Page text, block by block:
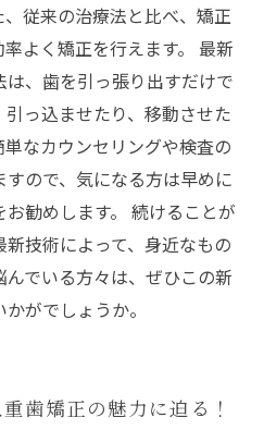
従来の治療法と比べ、矯正
よく矯正を行えます。 最新
、歯を引っ張り出すだけで
っ込ませたり、移動させた
なカウンセリングや検査の
ので、気になる方は早めに
勧めします。 続けることが
技術によって、身近なもの
でいる方々は、ぜひこの新
がでしょうか。
歯矯正の魅力に迫る！